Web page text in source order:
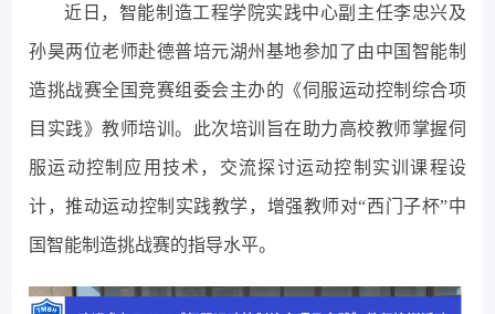
近日，智能制造工程学院实践中心副主任李忠兴及
孙昊两位老师赴德普培元湖州基地参加了由中国智能制
造挑战赛全国竞赛组委会主办的《伺服运动控制综合项
目实践》教师培训。此次培训旨在助力高校教师掌握伺
服运动控制应用技术，交流探讨运动控制实训课程设
计，推动运动控制实践教学，增强教师对“西门子杯”中
国智能制造挑战赛的指导水平。